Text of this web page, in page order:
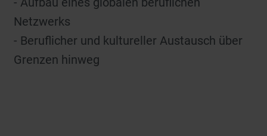
Netzwerks
- Beruflicher und kultureller Austausch über
Grenzen hinweg